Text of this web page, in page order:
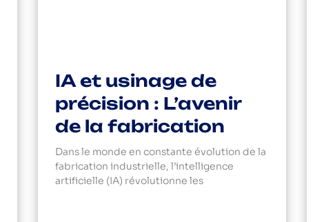
IA et usinage de
précision : L’avenir
de la fabrication
Dans le monde en constante évolution de la
fabrication industrielle, l’intelligence
artificielle (IA) révolutionne les